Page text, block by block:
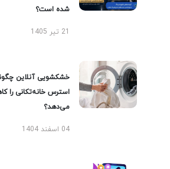
شده است؟
21 تیر 1405
خشکشویی آنلاین
استرس خانه‌تکانی را
می‌دهد؟
04 اسفند 1404